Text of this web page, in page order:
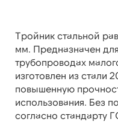
Тройник стальной
мм. Предназначен
трубопроводах
изготовлен из стали
повышенную
использования. Без
согласно стандарту